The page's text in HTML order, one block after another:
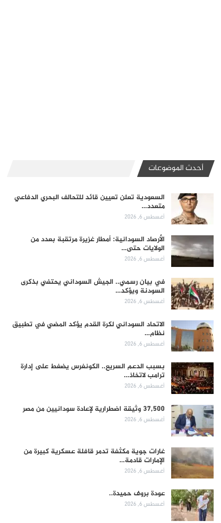
أحدث الموضوعات
السعودية تعلن تعيين قائد للتحالف البحري الدفاعي
متعدد…
أغسطس 6, 2026
الأرصاد السودانية: أمطار غزيرة مرتقبة بعدد من
الولايات حتى…
أغسطس 6, 2026
في بيان رسمي.. الجيش السوداني يحتفي بذكرى
السودنة ويؤكد…
أغسطس 6, 2026
الاتحاد السوداني لكرة القدم يؤكد المضي في تطبيق
نظام…
أغسطس 6, 2026
بسبب الدعم السريع.. الكونغرس يضغط على إدارة
ترامب لاتخاذ…
أغسطس 6, 2026
37,500 وثيقة اضطرارية لإعادة سودانيين من مصر
أغسطس 6, 2026
غارات جوية مكثفة تدمر قافلة عسكرية كبيرة من
الإمارات قادمة…
أغسطس 6, 2026
عودة بروف حميدة..
أغسطس 6, 2026